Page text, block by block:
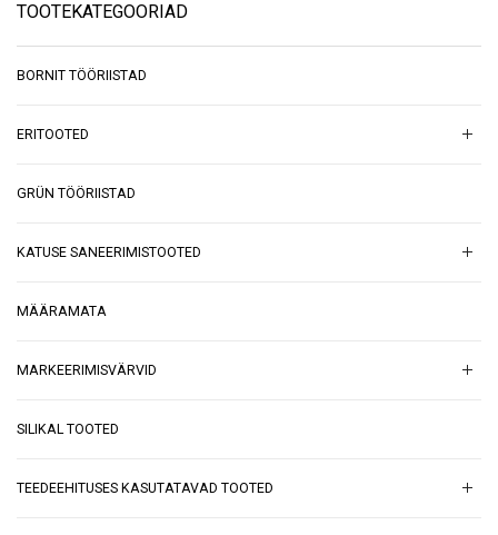
TOOTEKATEGOORIAD
BORNIT TÖÖRIISTAD
ERITOOTED
GRÜN TÖÖRIISTAD
KATUSE SANEERIMISTOOTED
MÄÄRAMATA
MARKEERIMISVÄRVID
SILIKAL TOOTED
TEEDEEHITUSES KASUTATAVAD TOOTED